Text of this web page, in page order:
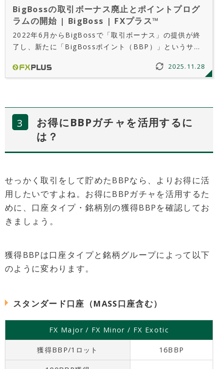
BigBossの取引ボーナス廃止とポイントプログ
ラムの開始 | BigBoss | FXプラス™
2022年6月からBigBossで「取引ボーナス」の提供が終
了し、新たに「BigBossポイント（BBP）」というサー
柄が増え、ユーザーがボーナスをより使いやすくなって
2025.11.28
お得にBBPガチャを活用するに
は？
せっかく取引をして貯めたBBPなら、よりお得に活
用したいですよね。お得にBBPガチャを活用するた
めに、口座タイプ・銘柄別の獲得BBPを確認してお
きましょう。
獲得BBPは口座タイプと銘柄グループによって以下
のように変わります。
スタンダード口座（MASS口座含む）
FX Major / FX Minor / FX Exotic
獲得BBP/1ロット 16BBP